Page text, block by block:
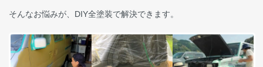
そんなお悩みが、DIY全塗装で解決できます。